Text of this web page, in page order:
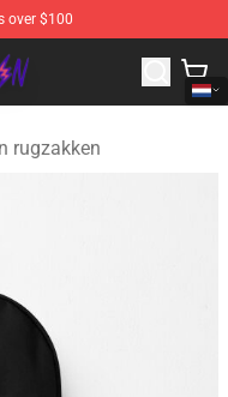
over $100
Merchandise Shop
rugzakken